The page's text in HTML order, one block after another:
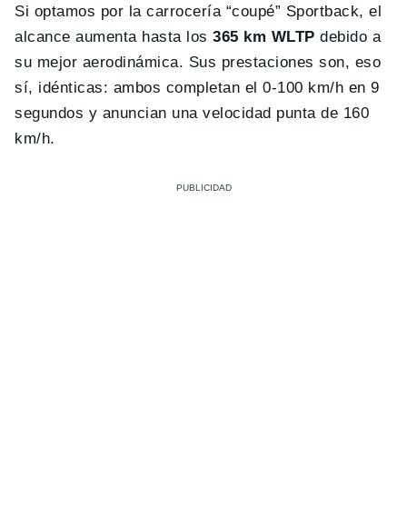
Si optamos por la carrocería “coupé” Sportback, el
alcance aumenta hasta los365 km WLTP debido a
su mejor aerodinámica. Sus prestaciones son, eso
sí, idénticas: ambos completan el 0-100 km/h en 9
segundos y anuncian una velocidad punta de 160
km/h.